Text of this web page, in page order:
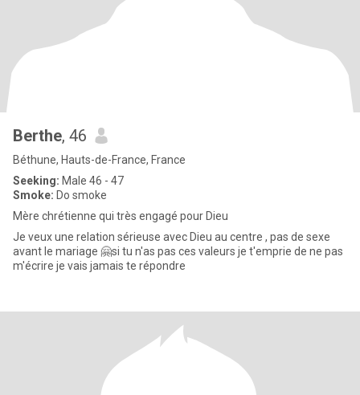
Berthe, 46
Béthune, Hauts-de-France, France
Seeking: Male 46 - 47
Smoke: Do smoke
Mère chrétienne qui très engagé pour Dieu
Je veux une relation sérieuse avec Dieu au centre , pas de sexe
avant le mariage 🤗si tu n'as pas ces valeurs je t'emprie de ne pas
m'écrire je vais jamais te répondre